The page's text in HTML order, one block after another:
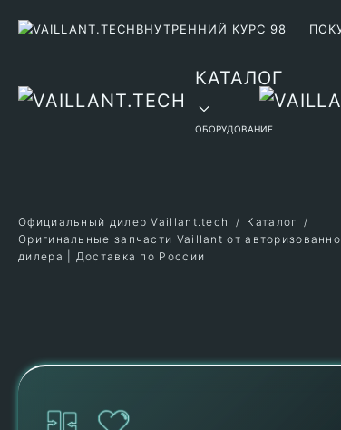
ВНУТРЕННИЙ КУРС 98
КАТАЛОГ
ОБОРУДОВАНИЕ
Официальный дилер Vaillant.tech
Каталог
Оригинальные запчасти Vaillant от
дилера | Доставка по России